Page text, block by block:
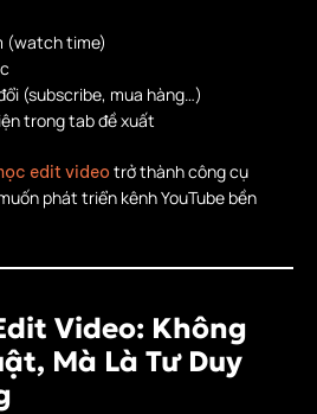
(watch time)
(subscribe, mua hàng…)
trong tab đề xuất
edit video trở thành công cụ
phát triển kênh YouTube bền
Video: Không
Mà Là Tư Duy